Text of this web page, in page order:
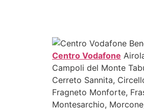
Centro Vodafone
Campoli del Monte
Cerreto Sannita,
Fragneto Monforte,
Montesarchio,